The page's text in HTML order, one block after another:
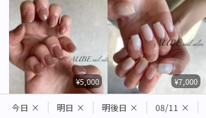
¥5,000 ¥7,000
今日 × 明日 × 明後日 × 08/11 ×